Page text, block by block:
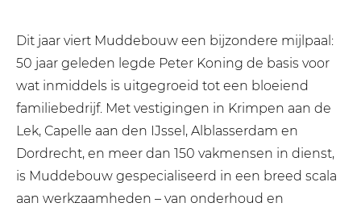
Dit jaar viert Muddebouw een bijzondere mijlpaal:
50 jaar geleden legde Peter Koning de basis voor
wat inmiddels is uitgegroeid tot een bloeiend
familiebedrijf. Met vestigingen in Krimpen aan de
Lek, Capelle aan den IJssel, Alblasserdam en
Dordrecht, en meer dan 150 vakmensen in dienst,
is Muddebouw gespecialiseerd in een breed scala
aan werkzaamheden – van onderhoud en